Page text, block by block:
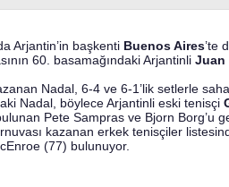
Arjantin’in başkenti Buenos Aires’te
60. basamağındaki ArjantinliJuan
Nadal, 6-4 ve 6-1’lik setlerle
Nadal, böylece Arjantinli eski tenisçi
Pete Sampras ve Bjorn Borg’u
kazanan erkek tenisçiler
(77) bulunuyor.